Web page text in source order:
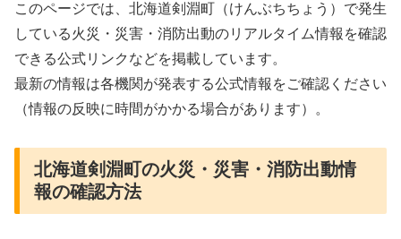
このページでは、北海道剣淵町（けんぶちちょう）で発生
している火災・災害・消防出動のリアルタイム情報を確認
できる公式リンクなどを掲載しています。
最新の情報は各機関が発表する公式情報をご確認ください
（情報の反映に時間がかかる場合があります）。
北海道剣淵町の火災・災害・消防出動情
報の確認方法